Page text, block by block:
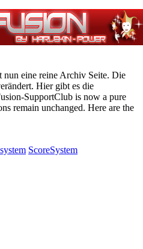
eine reine Archiv Seite. Die
Hier gibt es die
SupportClub is now a pure
remain unchanged. Here are the
ScoreSystem